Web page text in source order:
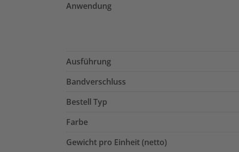
Anwendung
Ausführung
Bandverschluss
Bestell Typ
Farbe
Gewicht pro Einheit (netto)